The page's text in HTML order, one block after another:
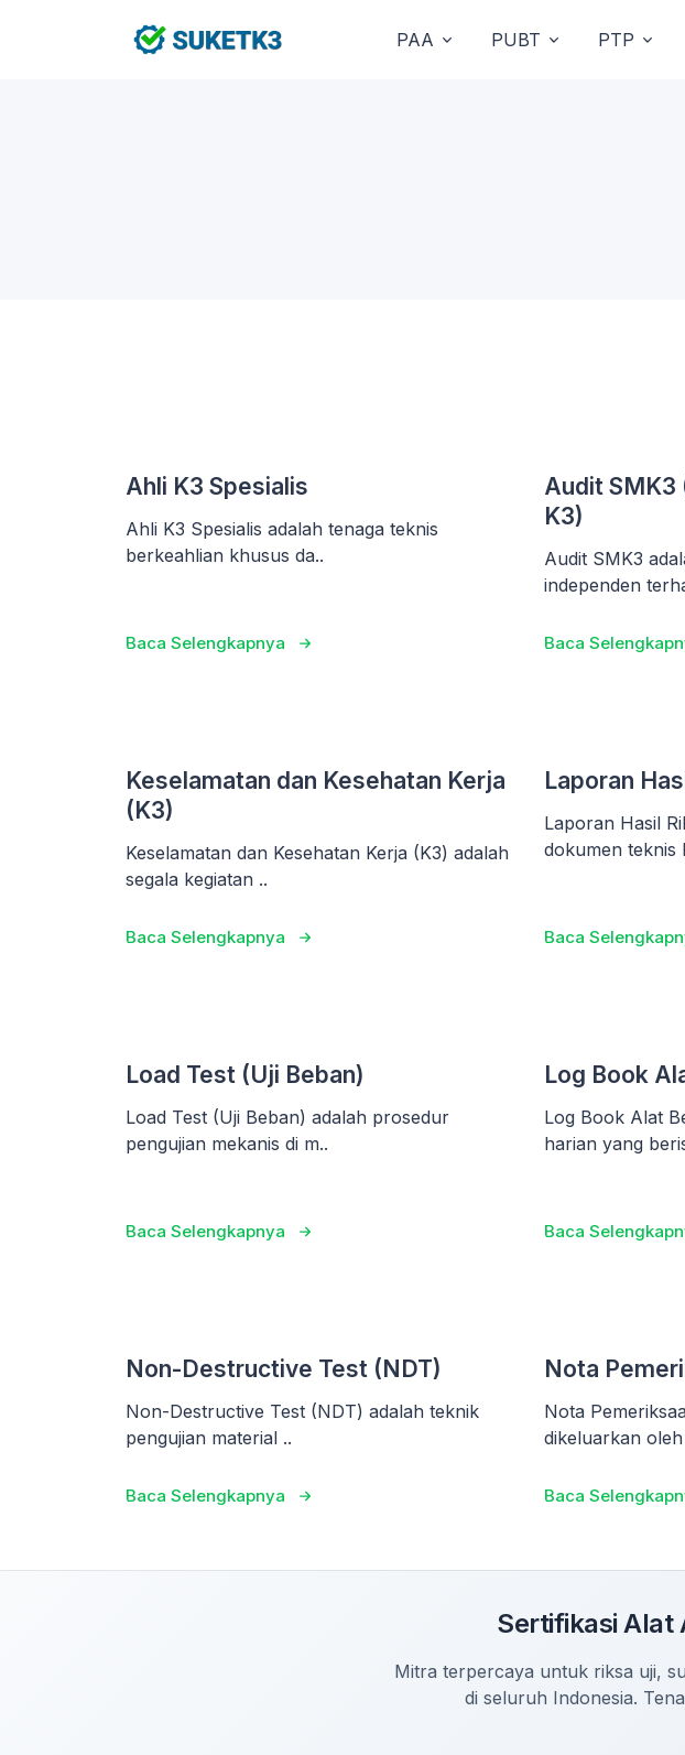
PAA PUBT PTP
Ahli K3 Spesialis
Ahli K3 Spesialis adalah tenaga teknis
berkeahlian khusus da..
Baca Selengkapnya
Audit SMK3
K3)
Audit SMK3
independen
Baca
Keselamatan dan Kesehatan Kerja
(K3)
Keselamatan dan Kesehatan Kerja (K3) adalah
segala kegiatan ..
Baca Selengkapnya
Laporan
Laporan Hasil
dokumen teknis
Baca
Load Test (Uji Beban)
Load Test (Uji Beban) adalah prosedur
pengujian mekanis di m..
Baca Selengkapnya
Log Book
Log Book Alat
harian yang
Baca
Non-Destructive Test (NDT)
Non-Destructive Test (NDT) adalah teknik
pengujian material ..
Baca Selengkapnya
Nota
Nota
dikeluarkan oleh
Baca
Sertifikasi Alat
Mitra terpercaya untuk riksa uji,
di seluruh Indonesia.